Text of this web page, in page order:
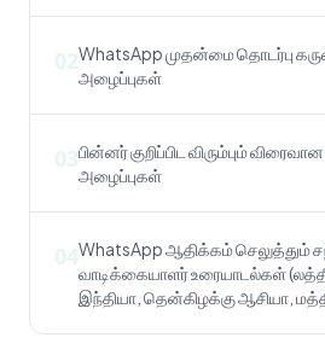
02WhatsApp முதன்மை தொடர்பு
அழைப்புகள்
03பின்னர் குறிப்பிட விரும்பும்
அழைப்புகள்
04WhatsApp ஆதிக்கம் செலுத்தும்
வாடிக்கையாளர் உரையாடல்கள்
இந்தியா, தென்கிழக்கு ஆசியா,